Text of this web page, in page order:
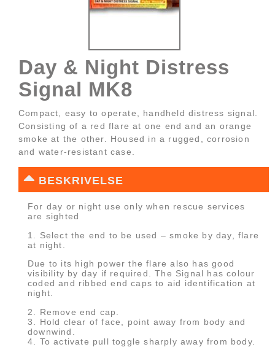
Day & Night Distress
Signal MK8
Compact, easy to operate, handheld distress signal.
Consisting of a red flare at one end and an orange
smoke at the other. Housed in a rugged, corrosion
and water-resistant case.
BESKRIVELSE
For day or night use only when rescue services
are sighted
1. Select the end to be used – smoke by day, flare
at night.
Due to its high power the flare also has good
visibility by day if required. The Signal has colour
coded and ribbed end caps to aid identification at
night.
2. Remove end cap.
3. Hold clear of face, point away from body and
downwind.
4. To activate pull toggle sharply away from body.